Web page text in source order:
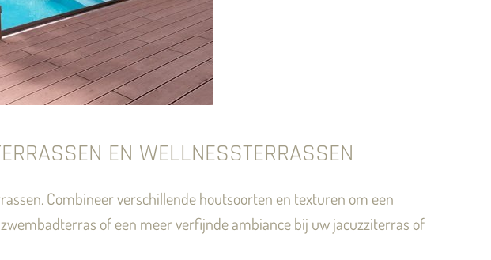
EN WELLNESSTERRASSEN
Combineer verschillende houtsoorten en texturen om een
of een meer verfijnde ambiance bij uw jacuzziterras of